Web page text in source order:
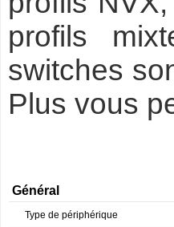
profils
switches
Plus vous
Général
Type de périphérique